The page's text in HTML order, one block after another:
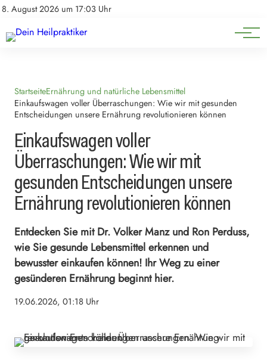
8. August 2026 um 17:03 Uhr
Impressum
Natürliche Medizin
Heilpflanzen & Kräuterkunde
StartseiteErnährung und natürliche Lebensmittel
Einkaufswagen voller Überraschungen: Wie wir mit gesunden
Entscheidungen unsere Ernährung revolutionieren können
Einkaufswagen voller
Überraschungen: Wie wir mit
gesunden Entscheidungen unsere
Ernährung revolutionieren können
Entdecken Sie mit Dr. Volker Manz und Ron Perduss,
wie Sie gesunde Lebensmittel erkennen und
bewusster einkaufen können! Ihr Weg zu einer
gesünderen Ernährung beginnt hier.
19.06.2026, 01:18 Uhr